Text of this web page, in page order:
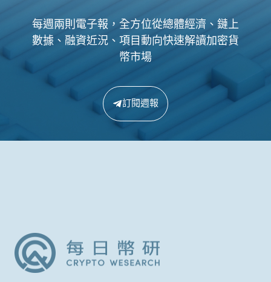
每週兩則電子報，全方位從總體經濟、鏈上
數據、融資近況、項目動向快速解讀加密貨
幣市場
訂閱週報